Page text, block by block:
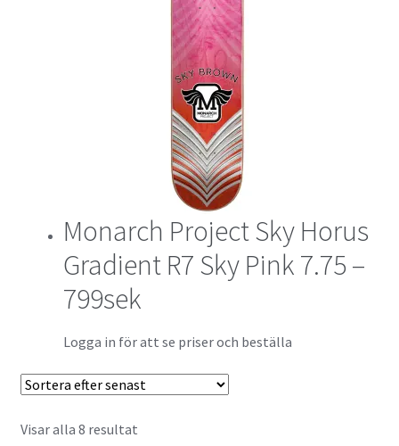
Monarch Project Sky Horus
Gradient R7 Sky Pink 7.75 –
799sek
Logga in för att se priser och beställa
Visar alla 8 resultat